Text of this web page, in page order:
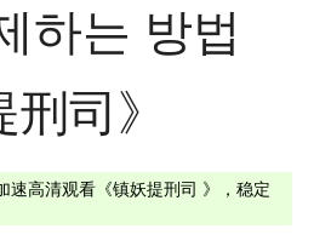
하는 방법
刑司》
速高清观看《镇妖提刑司 》，稳定